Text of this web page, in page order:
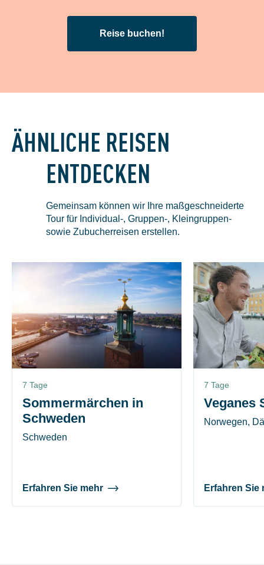
Reise buchen!
ÄHNLICHE REISEN
ENTDECKEN
Gemeinsam können wir Ihre maßgeschneiderte
Tour für Individual-, Gruppen-, Kleingruppen-
sowie Zubucherreisen erstellen.
7 Tage
Sommermärchen in
Schweden
Schweden
Erfahren Sie mehr
7 Tage
Veganes
Norwegen,
Erfahren Sie